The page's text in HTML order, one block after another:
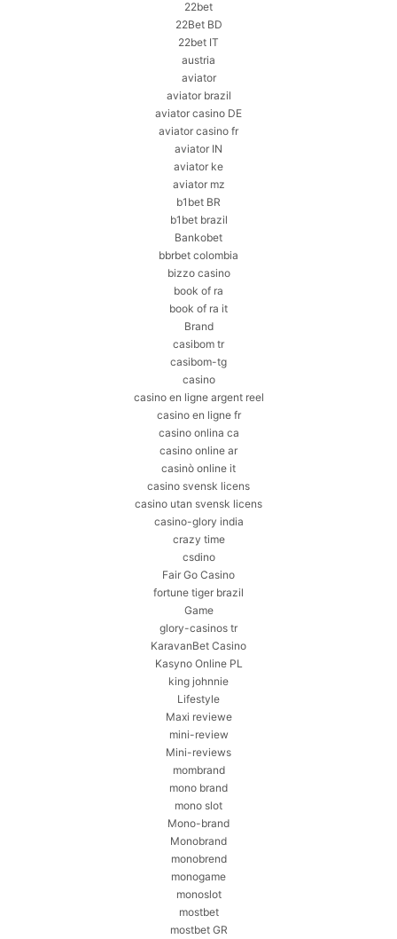
22bet
22Bet BD
22bet IT
austria
aviator
aviator brazil
aviator casino DE
aviator casino fr
aviator IN
aviator ke
aviator mz
b1bet BR
b1bet brazil
Bankobet
bbrbet colombia
bizzo casino
book of ra
book of ra it
Brand
casibom tr
casibom-tg
casino
casino en ligne argent reel
casino en ligne fr
casino onlina ca
casino online ar
casinò online it
casino svensk licens
casino utan svensk licens
casino-glory india
crazy time
csdino
Fair Go Casino
fortune tiger brazil
Game
glory-casinos tr
KaravanBet Casino
Kasyno Online PL
king johnnie
Lifestyle
Maxi reviewe
mini-review
Mini-reviews
mombrand
mono brand
mono slot
Mono-brand
Monobrand
monobrend
monogame
monoslot
mostbet
mostbet GR